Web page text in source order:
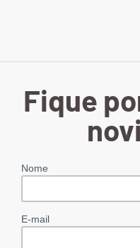
Fique
Nome
E-mail